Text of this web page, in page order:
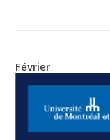
Février